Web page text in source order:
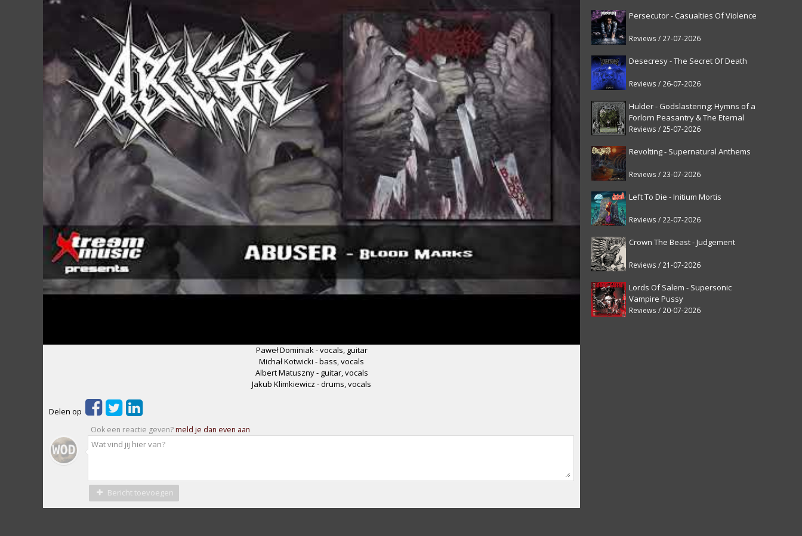
Persecutor - Casualties Of Violence
Reviews / 27-07-2026
Desecresy - The Secret Of Death
Reviews / 26-07-2026
Hulder - Godslastering: Hymns of a
Forlorn Peasantry & The Eternal
Fanfare [reissue]
Reviews / 25-07-2026
Revolting - Supernatural Anthems
Reviews / 23-07-2026
Left To Die - Initium Mortis
Reviews / 22-07-2026
Crown The Beast - Judgement
Reviews / 21-07-2026
Lords Of Salem - Supersonic
Vampire Pussy
Reviews / 20-07-2026
Paweł Dominiak - vocals, guitar
Michał Kotwicki - bass, vocals
Albert Matuszny - guitar, vocals
Jakub Klimkiewicz - drums, vocals
Delen op
Ook een reactie geven?meld je dan even aan
Bericht toevoegen